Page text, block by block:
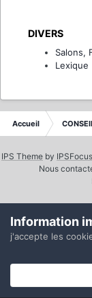
DIVERS
Salons,
Lexique
Accueil
IPS Theme by IPSFocus
Nous
Information
j'accepte les